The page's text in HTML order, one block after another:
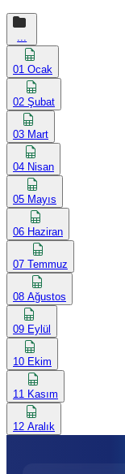
01 Ocak
02 Şubat
03 Mart
04 Nisan
05 Mayıs
06 Haziran
07 Temmuz
08 Ağustos
09 Eylül
10 Ekim
11 Kasım
12 Aralık